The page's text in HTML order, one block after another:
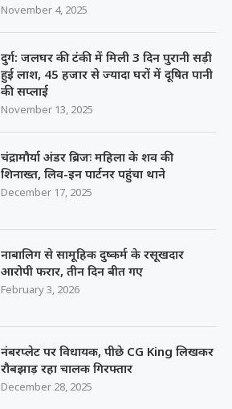
November 4, 2025
दुर्ग: जलघर की टंकी में मिली 3 दिन पुरानी सड़ी
हुई लाश, 45 हजार से ज्यादा घरों में दूषित पानी
की सप्लाई
November 13, 2025
चंद्रामौर्या अंडर ब्रिजः महिला के शव की
शिनाख्त, लिव-इन पार्टनर पहुंचा थाने
December 17, 2025
नाबालिग से सामूहिक दुष्कर्म के रसूखदार
आरोपी फरार, तीन दिन बीत गए
February 3, 2026
नंबरप्लेट पर विधायक, पीछे CG King लिखकर
रौबझाड़ रहा चालक गिरफ्तार
December 28, 2025